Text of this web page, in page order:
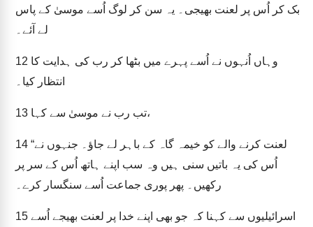
بک کر اُس پر لعنت بھیجی۔ یہ سن کر لوگ اُسے موسیٰ کے پاس
لے آئے۔
12
انتظار کیا۔
13 تب رب نے موسیٰ سے کہا،
14 “لعنت کرنے والے کو خیمہ گاہ کے باہر لے جاؤ۔ جنہوں نے
اُس کی یہ باتیں سنی ہیں وہ سب اپنے ہاتھ اُس کے سر پر
رکھیں۔ پھر پوری جماعت اُسے سنگسار کرے۔
15